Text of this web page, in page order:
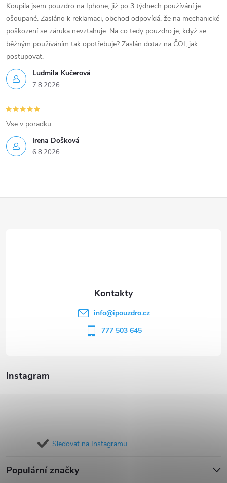
Ludmila Kučerová
7.8.2026
Koupila jsem pouzdro na Iphone, již po 3 týdnech používání je
ošoupané. Zasláno k reklamaci, obchod odpovídá, že na mechanické
poškození se záruka nevztahuje. Na co tedy pouzdro je, když se
běžným používáním tak opotřebuje? Zaslán dotaz na ČOI, jak
postupovat.
Irena Došková
6.8.2026
Vse v poradku
Instagram
Sledovat na Instagramu
Populární značky
info@ipouzdro.cz
777 503 645